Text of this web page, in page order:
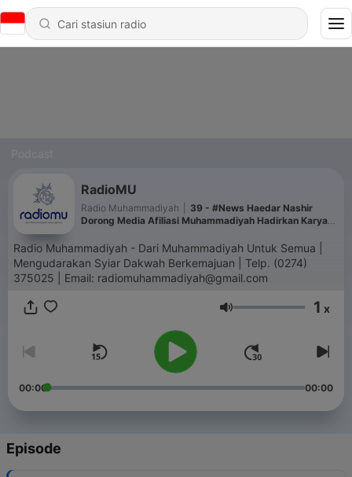
RadioMU
Radio Muhammadiyah
39 - #News Haedar Nashir
Dorong Media Afiliasi Muhammadiyah Hadirkan Karya
Radio Muhammadiyah - Dari Muhammadiyah Untuk Semua |
Mengudarakan Syiar Dakwah Berkemajuan | Telp. (0274)
375025 | Email: radiomuhammadiyah@gmail.com
Volume 1 x
00:00 00:00
Episode